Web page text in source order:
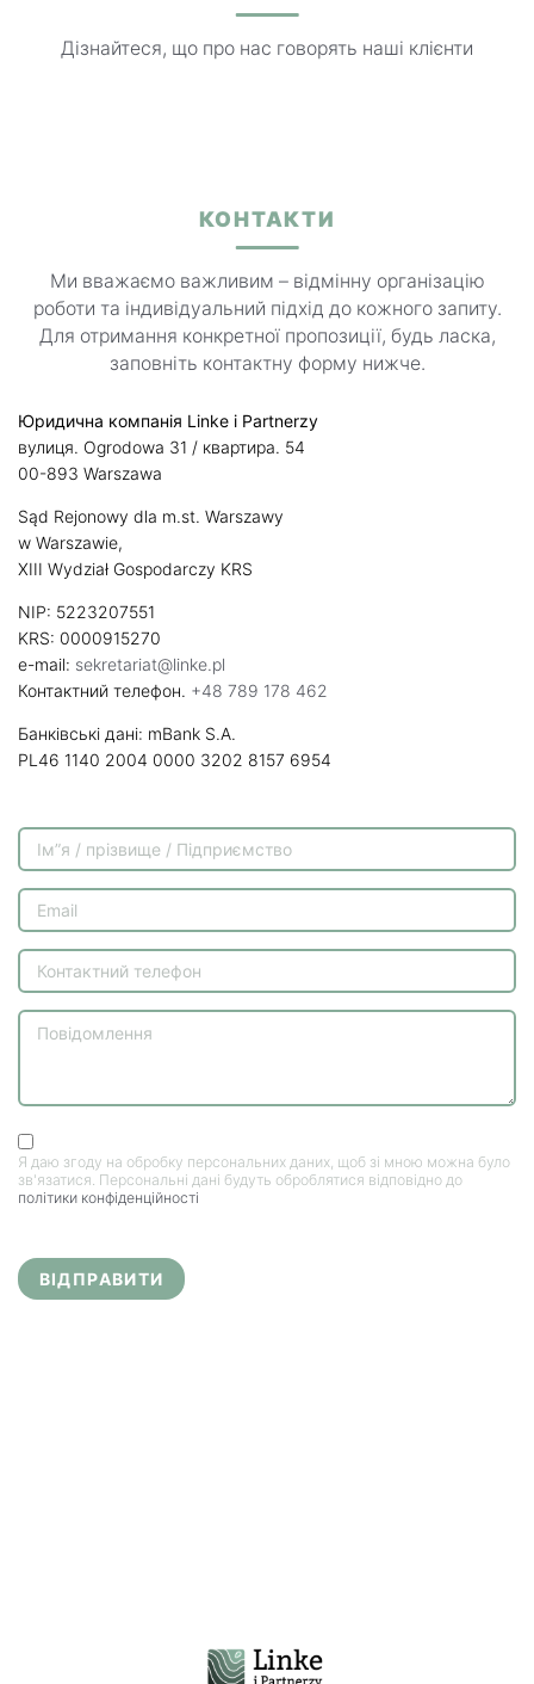
Дізнайтеся, що про нас говорять наші клієнти
КОНТАКТИ
Ми вважаємо важливим – відмінну організацію
роботи та індивідуальний підхід до кожного запиту.
Для отримання конкретної пропозиції, будь ласка,
заповніть контактну форму нижче.
Юридична компанія Linke i Partnerzy
вулиця. Ogrodowa 31 / квартира. 54
00-893 Warszawa
Sąd Rejonowy dla m.st. Warszawy
w Warszawie,
XIII Wydział Gospodarczy KRS
NIP: 5223207551
KRS: 0000915270
e-mail: sekretariat@linke.pl
Контактний телефон. +48 789 178 462
Банківські дані: mBank S.A.
PL46 1140 2004 0000 3202 8157 6954
Я даю згоду на обробку персональних даних, щоб зі мною можна було
зв'язатися. Персональні дані будуть оброблятися відповідно до
політики конфіденційності
ВІДПРАВИТИ